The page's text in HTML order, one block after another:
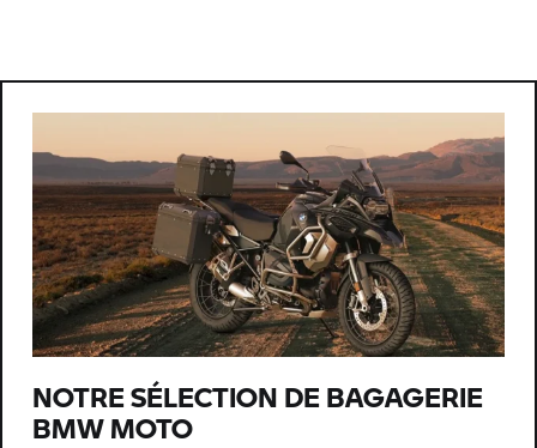
NOTRE SÉLECTION DE BAGAGERIE
BMW MOTO